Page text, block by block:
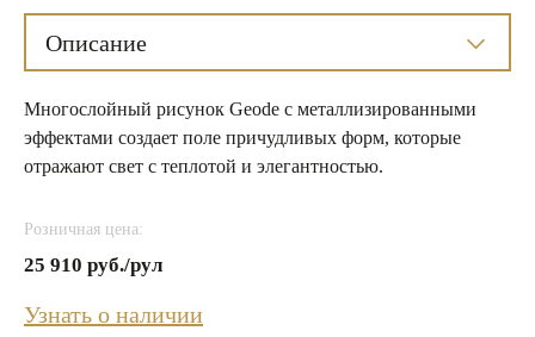
Описание
Многослойный рисунок Geode с металлизированными
эффектами создает поле причудливых форм, которые
отражают свет с теплотой и элегантностью.
Розничная цена:
25 910 руб./рул
Узнать о наличии